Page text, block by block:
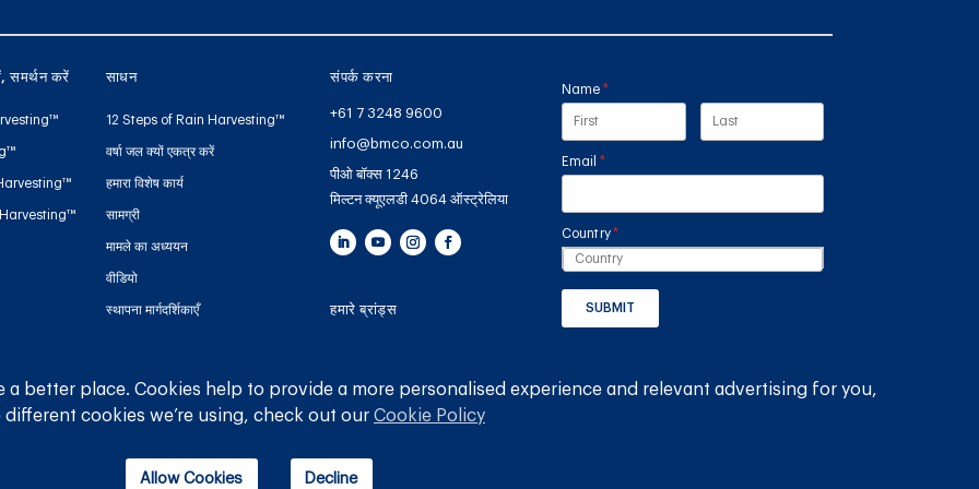
समर्थन करें साधन
12 Steps of Rain Harvesting™
वर्षा जल क्यों एकत्र करें
हमारा विशेष कार्य
सामग्री
मामले का अध्ययन
वीडियो
स्थापना मार्गदर्शिकाएँ
संपर्क करना
+61 7 3248 9600
info@bmco.com.au
पीओ बॉक्स 1246
मिल्टन क्यूएलडी 4064 ऑस्ट्रेलिया
हमारे ब्रांड्स
गटर मेशो
पाइपलाइन
Name *
(required)
Email *
(required)
Country*
(required)
SUBMIT
a better place. Cookies help to provide a more personalised experience and relevant advertising for you,
cookies we’re using, check out our Cookie Policy
Decline
Allow Cookies